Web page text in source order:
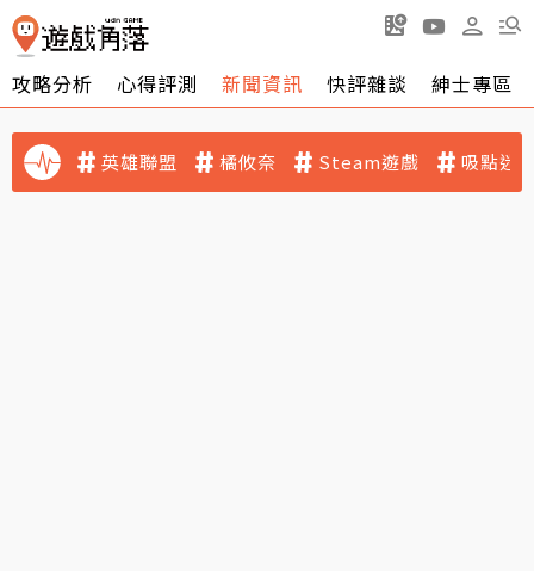
攻略分析 心得評測 新聞資訊 快評雜談 紳士專區
英雄聯盟 橘攸奈 Steam遊戲 吸點迷